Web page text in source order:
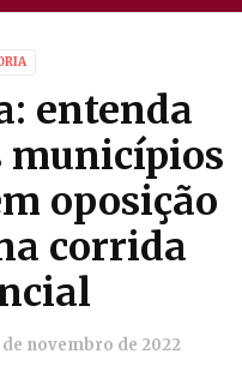
entenda
municípios
oposição
corrida
de novembro de 2022